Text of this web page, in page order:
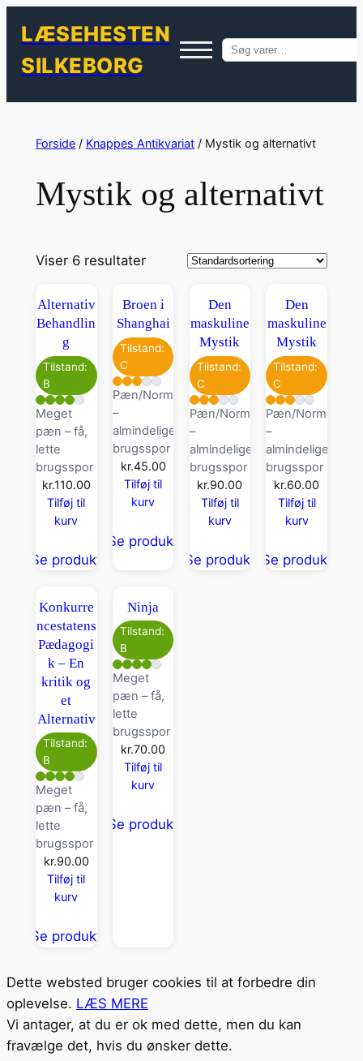
LÆSEHESTEN
SILKEBORG
Søg
indhold
Forside/ Knappes Antikvariat/ Mystik og alternativt
Mystik og alternativt
Viser 6 resultater
Alternativ
Behandlin
g
Tilstand:
B
Meget
pæn – få,
lette
brugsspor
kr.110.00
Tilføj til
kurv
Se produkt
Broen i
Shanghai
Tilstand:
C
Pæn/Normal
–
almindelige
brugsspor
kr.45.00
Tilføj til
kurv
Se produkt
Den
maskuline
Mystik
Tilstand:
C
Pæn/Normal
–
almindelige
brugsspor
kr.90.00
Tilføj til
kurv
Se produkt
Den
maskuline
Mystik
Tilstand:
C
Pæn/Normal
–
almindelige
brugsspor
kr.60.00
Tilføj til
kurv
Se produkt
Konkurre
ncestatens
Pædagogi
k – En
kritik og
et
Alternativ
Tilstand:
B
Meget
pæn – få,
lette
brugsspor
kr.90.00
Tilføj til
kurv
Se produkt
Ninja
Tilstand:
B
Meget
pæn – få,
lette
brugsspor
kr.70.00
Tilføj til
kurv
Se produkt
Dette websted bruger cookies til at forbedre din
oplevelse. LÆS MERE
Vi antager, at du er ok med dette, men du kan
fravælge det, hvis du ønsker dette.